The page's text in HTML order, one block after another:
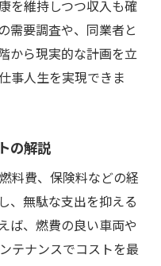
を維持しつつ収入も確
需要調査や、同業者と
から現実的な計画を立
事人生を実現できま
の解説
料費、保険料などの経
、無駄な支出を抑える
ば、燃費の良い車両や
テナンスでコストを最